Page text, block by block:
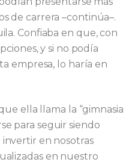
de carrera –continúa–.
Confiaba en que, con
y si no podía
empresa, lo haría en
ella llama la “gimnasia
para seguir siendo
en nosotras
en nuestro